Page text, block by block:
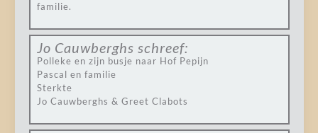
familie.
Jo Cauwberghs schreef:
Polleke en zijn busje naar Hof Pepijn
Pascal en familie
Sterkte
Jo Cauwberghs & Greet Clabots